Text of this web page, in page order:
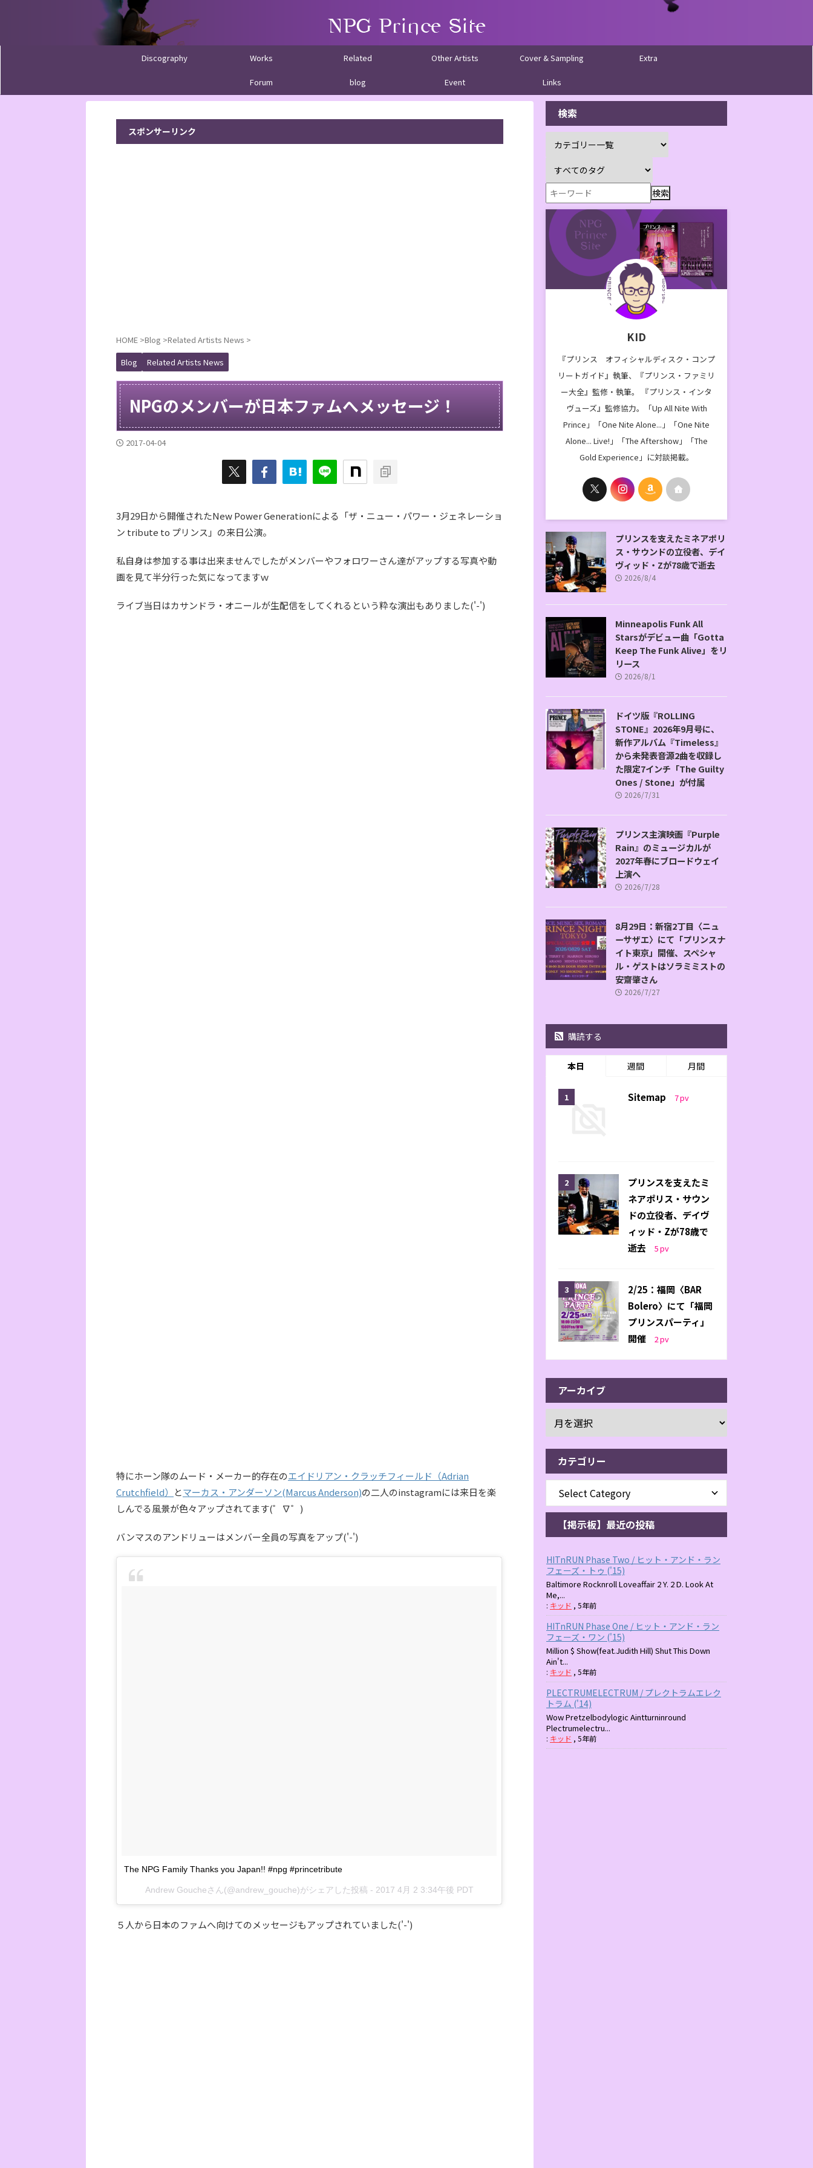
Discography Works Related Other Artists Cover & Sampling Extra
Forum blog Event Links
スポンサーリンク
HOME >Blog >Related Artists News >
Blog
Related Artists News
NPGのメンバーが日本ファムへメッセージ！
2017-04-04
3月29日から開催されたNew Power Generationによる「ザ・ニュー・パワー・ジェネレーショ
ン tribute to プリンス」の来日公演。
私自身は参加する事は出来ませんでしたがメンバーやフォロワーさん達がアップする写真や動
画を見て半分行った気になってますｗ
ライブ当日はカサンドラ・オニールが生配信をしてくれるという粋な演出もありました('-')
特にホーン隊のムード・メーカー的存在のエイドリアン・クラッチフィールド（Adrian
Crutchfield）
とマーカス・アンダーソン(Marcus Anderson)の二人のinstagramには来日を楽
しんでる風景が色々アップされてます(゜∇゜)
バンマスのアンドリューはメンバー全員の写真をアップ('-')
The NPG Family Thanks you Japan!! #npg #princetribute
Andrew Goucheさん(@andrew_gouche)がシェアした投稿 - 2017 4月 2 3:34午後 PDT
５人から日本のファムへ向けてのメッセージもアップされていました('-')
検索
KID
『プリンス オフィシャルディスク・コンプ
リートガイド』執筆、『プリンス・ファミリ
ー大全』監修・執筆。 『プリンス・インタ
ヴューズ』監修協力。「Up All Nite With
Prince」「One Nite Alone...」「One Nite
Alone... Live!」「The Aftershow」「The
Gold Experience」に対談掲載。
プリンスを支えたミネアポリ
ス・サウンドの立役者、デイ
ヴィッド・Zが78歳で逝去
2026/8/4
Minneapolis Funk All
Starsがデビュー曲「Gotta
Keep The Funk Alive」をリ
リース
2026/8/1
ドイツ版『ROLLING
STONE』2026年9月号に、
新作アルバム『Timeless』
から未発表音源2曲を収録し
た限定7インチ「The Guilty
Ones / Stone」が付属
2026/7/31
プリンス主演映画『Purple
Rain』のミュージカルが
2027年春にブロードウェイ
上演へ
2026/7/28
8月29日：新宿2丁目〈ニュ
ーサザエ〉にて「プリンスナ
イト東京」開催、スペシャ
ル・ゲストはソラミミストの
安齋肇さん
2026/7/27
購読する
本日 週間 月間
Sitemap 7pv
プリンスを支えたミ
ネアポリス・サウン
ドの立役者、デイヴ
ィッド・Zが78歳で
逝去
5pv
2/25：福岡〈BAR
Bolero〉にて「福岡
プリンスパーティ」
開催
2pv
アーカイブ
カテゴリー
【掲示板】最近の投稿
HITnRUN Phase Two / ヒット・アンド・ラン
フェーズ・トゥ ('15)
Baltimore Rocknroll Loveaffair 2 Y. 2 D. Look At
Me,...
: キッド , 5年前
HITnRUN Phase One / ヒット・アンド・ラン
フェーズ・ワン ('15)
Million $ Show(feat.Judith Hill) Shut This Down
Ain't...
: キッド , 5年前
PLECTRUMELECTRUM / プレクトラムエレク
トラム ('14)
Wow Pretzelbodylogic Aintturninround
Plectrumelectru...
: キッド , 5年前